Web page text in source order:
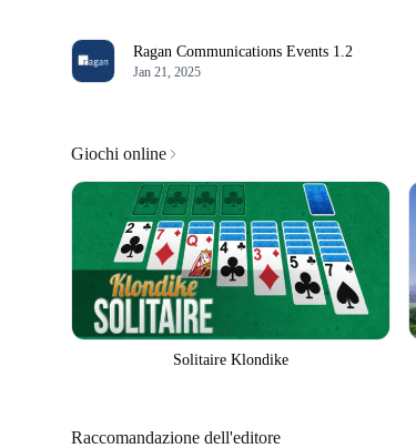
Ragan Communications Events 1.2
Jan 21, 2025
Giochi online
Solitaire Klondike
Raccomandazione dell'editore